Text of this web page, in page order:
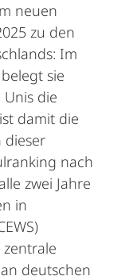
neuen
zu den
Im
sie
die
damit die
dieser
nach
zwei Jahre
in
deutschen